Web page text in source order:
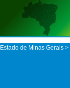
Estado de Minas Gerais >